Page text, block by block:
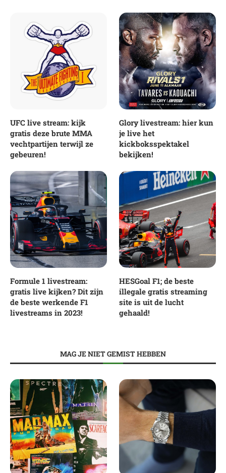
UFC live stream: kijk
gratis deze brute MMA
vechtpartijen terwijl ze
gebeuren!
Glory livestream: hier kun
je live het
kickboksspektakel
bekijken!
Formule 1 livestream:
gratis live kijken? Dit zijn
de beste werkende F1
livestreams in 2023!
HESGoal F1; de beste
illegale gratis streaming
site is uit de lucht
gehaald!
MAG JE NIET GEMIST HEBBEN